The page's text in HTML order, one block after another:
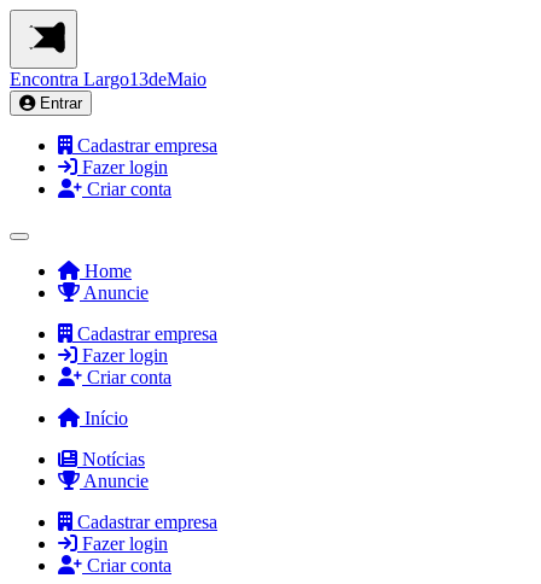
Encontra Largo13deMaio
Entrar
Cadastrar empresa
Fazer login
Criar conta
Home
Anuncie
Cadastrar empresa
Fazer login
Criar conta
Início
Notícias
Anuncie
Cadastrar empresa
Fazer login
Criar conta